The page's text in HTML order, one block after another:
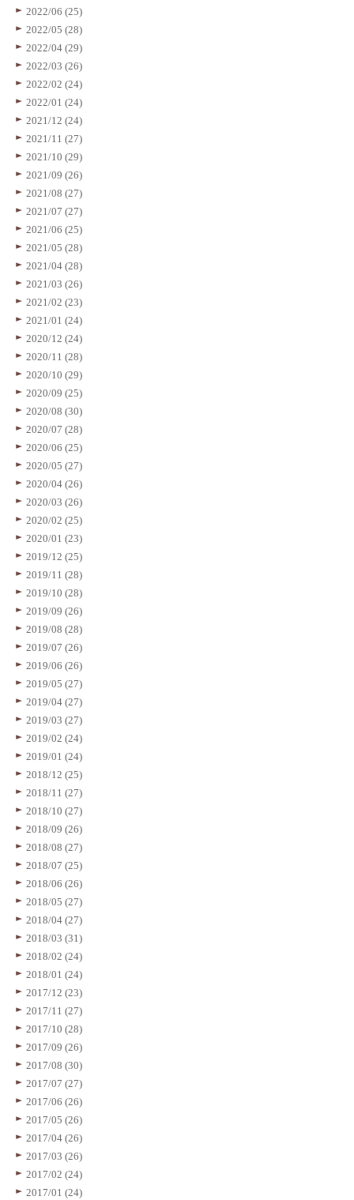
2022/06 (25)
2022/05 (28)
2022/04 (29)
2022/03 (26)
2022/02 (24)
2022/01 (24)
2021/12 (24)
2021/11 (27)
2021/10 (29)
2021/09 (26)
2021/08 (27)
2021/07 (27)
2021/06 (25)
2021/05 (28)
2021/04 (28)
2021/03 (26)
2021/02 (23)
2021/01 (24)
2020/12 (24)
2020/11 (28)
2020/10 (29)
2020/09 (25)
2020/08 (30)
2020/07 (28)
2020/06 (25)
2020/05 (27)
2020/04 (26)
2020/03 (26)
2020/02 (25)
2020/01 (23)
2019/12 (25)
2019/11 (28)
2019/10 (28)
2019/09 (26)
2019/08 (28)
2019/07 (26)
2019/06 (26)
2019/05 (27)
2019/04 (27)
2019/03 (27)
2019/02 (24)
2019/01 (24)
2018/12 (25)
2018/11 (27)
2018/10 (27)
2018/09 (26)
2018/08 (27)
2018/07 (25)
2018/06 (26)
2018/05 (27)
2018/04 (27)
2018/03 (31)
2018/02 (24)
2018/01 (24)
2017/12 (23)
2017/11 (27)
2017/10 (28)
2017/09 (26)
2017/08 (30)
2017/07 (27)
2017/06 (26)
2017/05 (26)
2017/04 (26)
2017/03 (26)
2017/02 (24)
2017/01 (24)